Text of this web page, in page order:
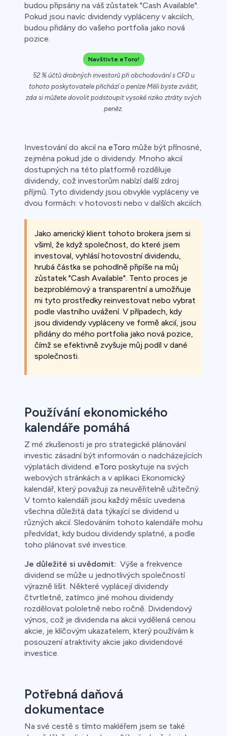
budou připsány na váš zůstatek "Cash Available".
Pokud jsou navíc dividendy vypláceny v akciích,
budou přidány do vašeho portfolia jako nová
pozice.
Navštivte eToro!
52 % účtů drobných investorů při obchodování s CFD u
tohoto poskytovatele přichází o peníze Měli byste zvážit,
zda si můžete dovolit podstoupit vysoké riziko ztráty svých
peněz.
Investování do akcií na eToro může být přínosné,
zejména pokud jde o dividendy. Mnoho akcií
dostupných na této platformě rozděluje
dividendy, což investorům nabízí další zdroj
příjmů. Tyto dividendy jsou obvykle vypláceny ve
dvou formách: v hotovosti nebo v dalších akciích.
Jako americký klient tohoto brokera jsem si
všiml, že když společnost, do které jsem
investoval, vyhlásí hotovostní dividendu,
hrubá částka se pohodlně připíše na můj
zůstatek "Cash Available". Tento proces je
bezproblémový a transparentní a umožňuje
mi tyto prostředky reinvestovat nebo vybrat
podle vlastního uvážení. V případech, kdy
jsou dividendy vypláceny ve formě akcií, jsou
přidány do mého portfolia jako nová pozice,
čímž se efektivně zvyšuje můj podíl v dané
společnosti.
Používání ekonomického
kalendáře pomáhá
Z mé zkušenosti je pro strategické plánování
investic zásadní být informován o nadcházejících
výplatách dividend. eToro poskytuje na svých
webových stránkách a v aplikaci Ekonomický
kalendář, který považuji za neuvěřitelně užitečný.
V tomto kalendáři jsou každý měsíc uvedena
všechna důležitá data týkající se dividend u
různých akcií. Sledováním tohoto kalendáře mohu
předvídat, kdy budou dividendy splatné, a podle
toho plánovat své investice.
Je důležité si uvědomit: Výše a frekvence
dividend se může u jednotlivých společností
výrazně lišit. Některé vyplácejí dividendy
čtvrtletně, zatímco jiné mohou dividendy
rozdělovat pololetně nebo ročně. Dividendový
výnos, což je dividenda na akcii vydělená cenou
akcie, je klíčovým ukazatelem, který používám k
posouzení atraktivity akcie jako dividendové
investice.
Potřebná daňová
dokumentace
Na své cestě s tímto makléřem jsem se také
o